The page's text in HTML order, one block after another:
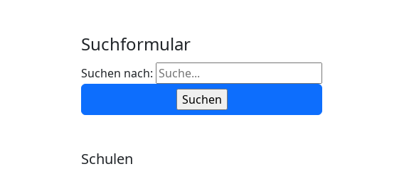
Suchformular
Suchen nach:
Schulen